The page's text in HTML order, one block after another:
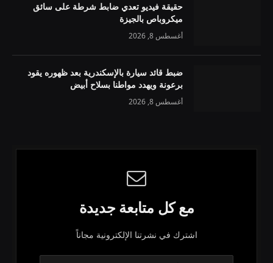
حقيقة فيديو تعدي ضابط شرطة على سائق
ميكروباص بالجيزة
أغسطس 8, 2026
ضبط قائد سيارة بالإسكندرية بعد ظهوره يقود
برعونة ويهدد مواطنا بسلاح أبيض
أغسطس 8, 2026
مع كل متابعة جديدة
اشترك في نشرتنا الإلكترونية مجاناً